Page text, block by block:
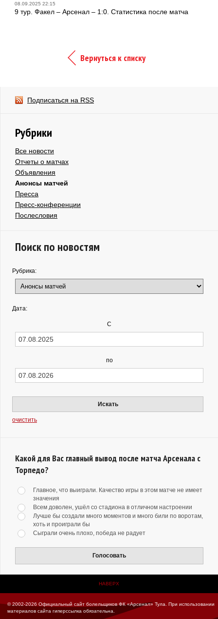
08.09.2025 22:15
9 тур. Факел – Арсенал – 1:0. Статистика после матча
Вернуться к списку
Подписаться на RSS
Рубрики
Все новости
Отчеты о матчах
Объявления
Анонсы матчей
Пресса
Пресс-конференции
Послесловия
Поиск по новостям
Рубрика:
Дата:
С
по
Искать
очистить
Какой для Вас главный вывод после матча Арсенала с
Торпедо?
Главное, что выиграли. Качество игры в этом матче не имеет
значения
Всем доволен, ушёл со стадиона в отличном настроении
Лучше бы создали много моментов и много били по воротам,
хоть и проиграли бы
Сыграли очень плохо, победа не радует
Голосовать
НАВЕРХ
© 2002-2026 Официальный сайт болельщиков ФК «Арсенал» Тула.
При использовании
материалов сайта гиперссылка обязательна.